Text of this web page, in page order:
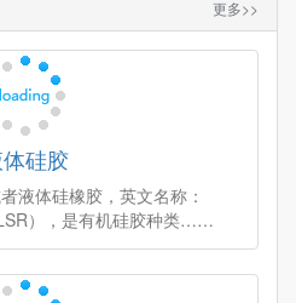
更多>>
硅胶
液体硅橡胶，英文名称：
），是有机硅胶种类……